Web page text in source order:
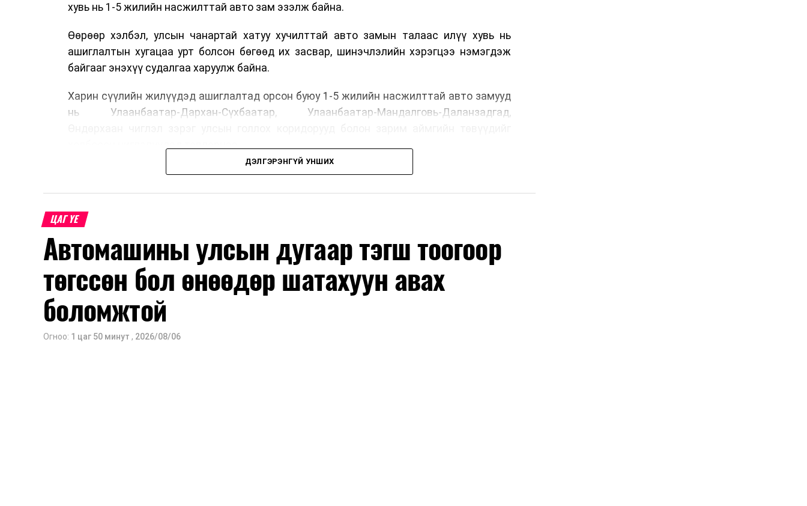
хувь нь 1-5 жилийн насжилттай авто зам эзэлж байна.
Өөрөөр хэлбэл, улсын чанартай хатуу хучилттай авто замын талаас илүү хувь нь
ашиглалтын хугацаа урт болсон бөгөөд их засвар, шинэчлэлийн хэрэгцээ нэмэгдэж
байгааг энэхүү судалгаа харуулж байна.
Харин сүүлийн жилүүдэд ашиглалтад орсон буюу 1-5 жилийн насжилттай авто замууд
нь Улаанбаатар-Дархан-Сүхбаатар, Улаанбаатар-Мандалговь-Даланзадгад,
Авто замын насжилтыг тогтмол үнэлж, их засвар, ээлжит засвар арчлалтын ажлыг
төлөвлөхөд чухал ач холбогдолтойг албаныхан хэлж байна
ДЭЛГЭРЭНГҮЙ УНШИХ
ЦАГ ҮЕ
Автомашины улсын дугаар тэгш тоогоор
төгссөн бол өнөөдөр шатахуун авах
боломжтой
Огноо: 1 цаг 50 минут , 2026/08/06